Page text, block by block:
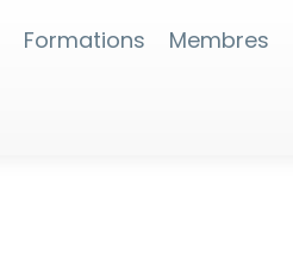
Formations Membres